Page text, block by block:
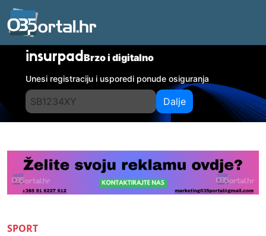
insurpadBrzo i digitalno
Unesi registraciju i usporedi ponude osiguranja
Dalje
SPORT